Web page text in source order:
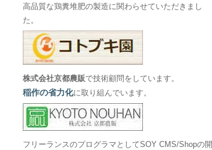
高品質な鶏糞堆肥の製造に関わらせていただきまし
た。
株式会社京都農販で技術顧問をしています。
稲作の省力化に取り組んでいます。
フリーランスのプログラマとしてSOY CMS/Shopの開